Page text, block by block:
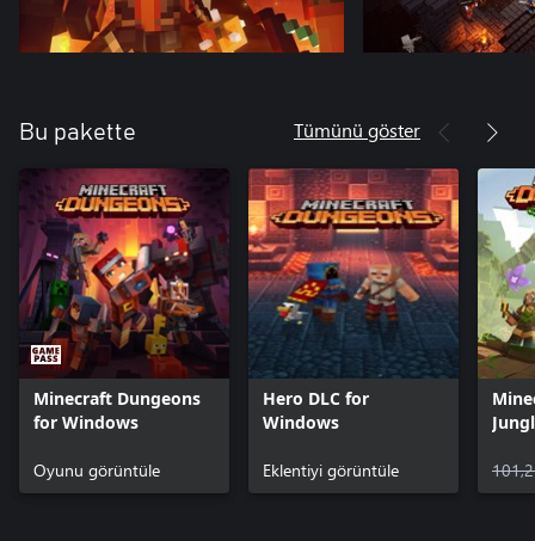
Bu pakette Tümünü göster
Minecraft Dungeons
for Windows
Oyunu görüntüle
Hero DLC for
Windows
Eklentiyi görüntüle